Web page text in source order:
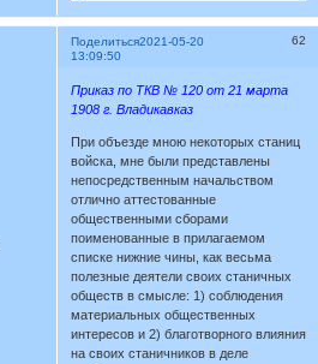
Поделиться 62
2021-05-20
13:09:50
Приказ по ТКВ № 120 от 21 марта
1908 г. Владикавказ
При объезде мною некоторых станиц
войска, мне были представлены
непосредственным начальством
отлично аттестованные
общественными сборами
поименованные в прилагаемом
списке нижние чины, как весьма
полезные деятели своих станичных
обществ в смысле: 1) соблюдения
материальных общественных
интересов и 2) благотворного влияния
на своих станичников в деле